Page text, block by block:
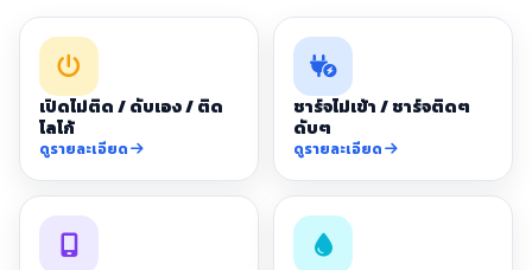
เปิดไม่ติด / ดับเอง / ติด
โลโก้
ดูรายละเอียด
ชาร์จไม่เข้า / ชาร์จติดๆ
ดับๆ
ดูรายละเอียด